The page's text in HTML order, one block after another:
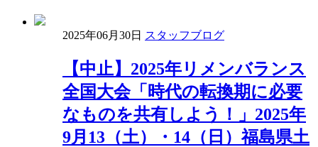
2025年06月30日 スタッフブログ
【中止】2025年リメンバランス
全国大会「時代の転換期に必要
なものを共有しよう！」2025年
9月13（土）・14（日）福島県土